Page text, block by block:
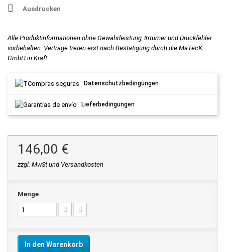
Ausdrucken
Alle Produktinformationen ohne Gewährleistung, Irrtümer und Druckfehler
vorbehalten. Verträge treten erst nach Bestätigung durch die MaTecK
GmbH in Kraft.
Datenschutzbedingungen
Lieferbedingungen
146,00 €
zzgl. MwSt und Versandkosten
Menge
In den Warenkorb